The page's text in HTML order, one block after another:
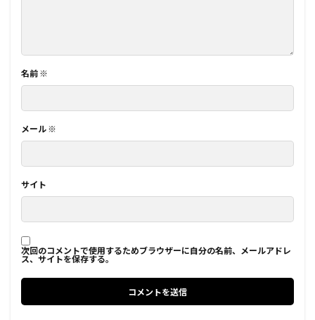
名前 ※
メール ※
サイト
次回のコメントで使用するためブラウザーに自分の名前、メールアドレ
ス、サイトを保存する。